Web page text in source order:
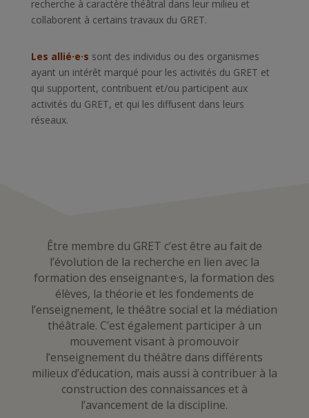
recherche à caractère théâtral dans leur milieu et
collaborent à certains travaux du GRET.
Les allié·e·s sont des individus ou des organismes
ayant un intérêt marqué pour les activités du GRET et
qui supportent, contribuent et/ou participent aux
activités du GRET, et qui les diffusent dans leurs
réseaux.
Être membre du GRET c’est être au fait de
l’évolution de la recherche en lien avec la
formation des enseignant·e·s, la formation des
élèves, la théorie et les fondements de
l’enseignement, le théâtre social et la médiation
théâtrale. C’est également participer à un
mouvement visant à promouvoir
l’enseignement du théâtre dans différents
milieux d’éducation, mais aussi à contribuer à la
construction des connaissances et à
l’avancement de la discipline.